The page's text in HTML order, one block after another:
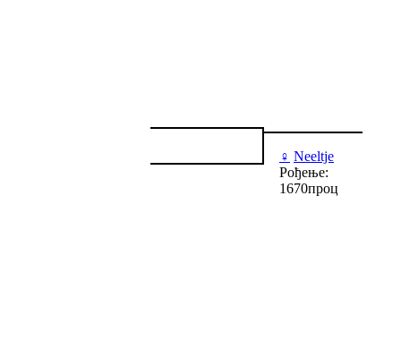
♀ Neeltje
Рођење:
1670проц